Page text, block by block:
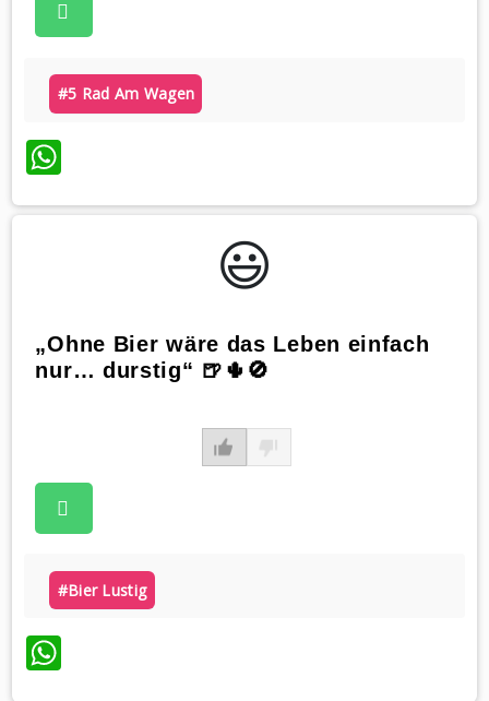
#5 Rad Am Wagen
WhatsApp
😃️
„Ohne Bier wäre das Leben einfach
nur… durstig“ 🍺🌵🚫
#bier Lustig
WhatsApp